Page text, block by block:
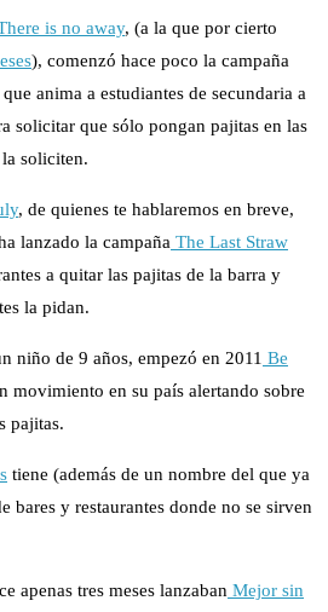
is no away, (a la que por cierto
), comenzó hace poco la campaña
anima a estudiantes de secundaria a
solicitar que sólo pongan pajitas en las
soliciten.
, de quienes te hablaremos en breve,
lanzado la campaña The Last Straw
a quitar las pajitas de la barra y
la pidan.
niño de 9 años, empezó en 2011 Be
movimiento en su país alertando sobre
pajitas.
tiene (además de un nombre del que ya
bares y restaurantes donde no se sirven
apenas tres meses lanzaban Mejor sin